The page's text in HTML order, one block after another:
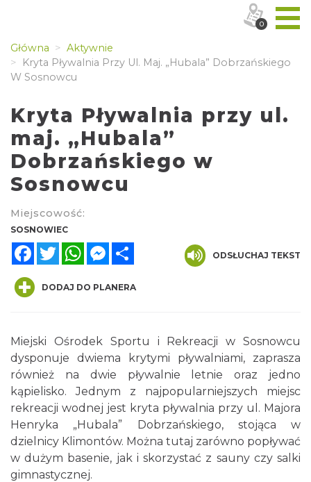
Główna
Aktywnie
Kryta Pływalnia Przy Ul. Maj. „Hubala” Dobrzańskiego
W Sosnowcu
Kryta Pływalnia przy ul.
maj. „Hubala”
Dobrzańskiego w
Sosnowcu
Miejscowość:
SOSNOWIEC
FacebookTwitterWhatsAppMessenger
ODSŁUCHAJ TEKST
DODAJ DO PLANERA
Miejski Ośrodek Sportu i Rekreacji w Sosnowcu
dysponuje dwiema krytymi pływalniami, zaprasza
również na dwie pływalnie letnie oraz jedno
kąpielisko. Jednym z najpopularniejszych miejsc
rekreacji wodnej jest kryta pływalnia przy ul. Majora
Henryka „Hubala” Dobrzańskiego, stojąca w
dzielnicy Klimontów. Można tutaj zarówno popływać
w dużym basenie, jak i skorzystać z sauny czy salki
gimnastycznej.
0